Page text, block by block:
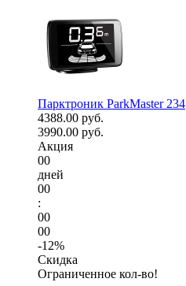
Парктроник ParkMaster 234
4388.00 руб.
3990.00 руб.
Акция
00
дней
00
:
00
00
-12%
Скидка
Ограниченное кол-во!